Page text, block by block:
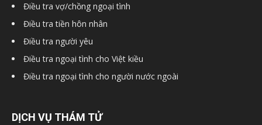
Điều tra vợ/chồng ngoại tình
Điều tra tiền hôn nhân
Điều tra người yêu
Điều tra ngoại tình cho Việt kiều
Điều tra ngoại tình cho người nước ngoài
DỊCH VỤ THÁM TỬ